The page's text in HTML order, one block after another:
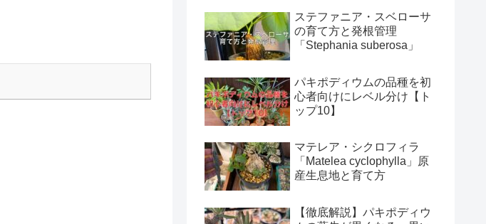
ステファニア・スベローサ
の育て方と発根管理
「Stephania suberosa」
パキポディウムの品種を初
心者向けにレベル分け【ト
ップ10】
マテレア・シクロフィラ
「Matelea cyclophylla」原
産生息地と育て方
【徹底解説】パキポディウ